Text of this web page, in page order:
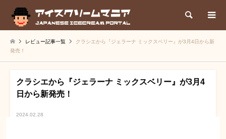
検索
レビュー記事一覧
クラシエから『ジェラーナ ミックスベリー』が3月4日から新
発売！
クラシエから『ジェラーナ ミックスベリー』が3月4
日から新発売！
2024.02.28